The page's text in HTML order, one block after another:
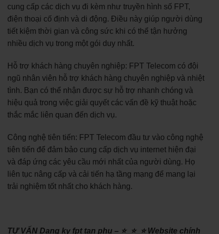
cung cấp các dịch vụ đi kèm như truyền hình số FPT,
điện thoại cố định và di động. Điều này giúp người dùng
tiết kiệm thời gian và công sức khi có thể tận hưởng
nhiều dịch vụ trong một gói duy nhất.
Hỗ trợ khách hàng chuyên nghiệp: FPT Telecom có đội
ngũ nhân viên hỗ trợ khách hàng chuyên nghiệp và nhiệt
tình. Bạn có thể nhận được sự hỗ trợ nhanh chóng và
hiệu quả trong việc giải quyết các vấn đề kỹ thuật hoặc
thắc mắc liên quan đến dịch vụ.
Công nghệ tiên tiến: FPT Telecom đầu tư vào công nghệ
tiên tiến để đảm bảo cung cấp dịch vụ internet hiện đại
và đáp ứng các yêu cầu mới nhất của người dùng. Họ
liên tục nâng cấp và cải tiến hạ tầng mạng để mang lại
trải nghiệm tốt nhất cho khách hàng.
TƯ VẤN Dang ky fpt tan phu – ⭐_⭐_⭐ Website chính